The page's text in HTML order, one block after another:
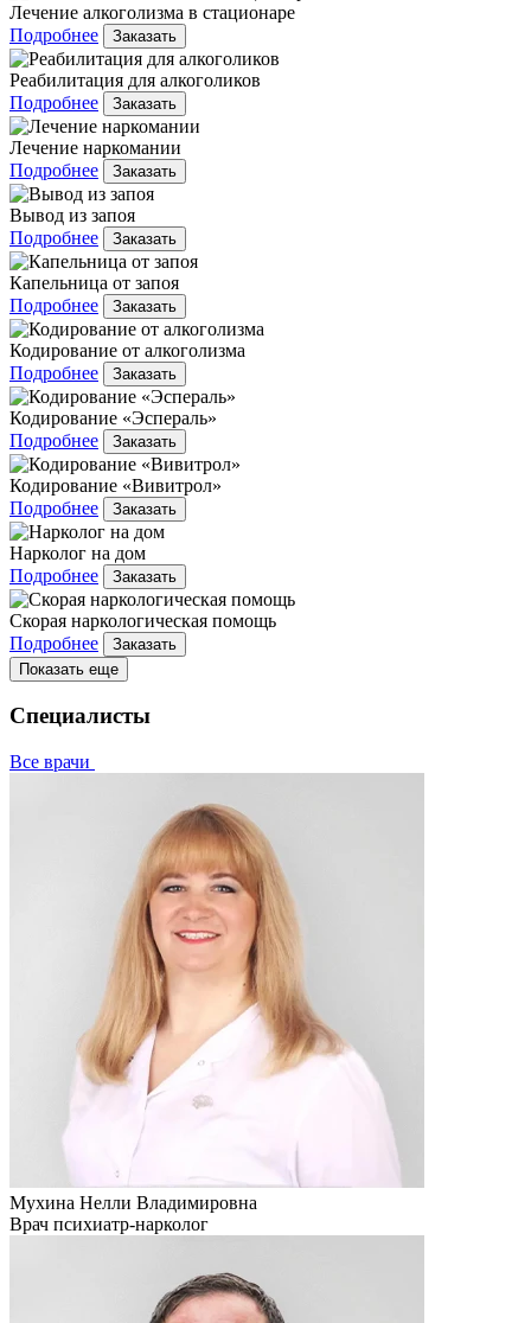
Лечение алкоголизма в стационаре
Подробнее
Заказать
Реабилитация для алкоголиков
Подробнее
Заказать
Лечение наркомании
Подробнее
Заказать
Вывод из запоя
Подробнее
Заказать
Капельница от запоя
Подробнее
Заказать
Кодирование от алкоголизма
Подробнее
Заказать
Кодирование «Эспераль»
Подробнее
Заказать
Кодирование «Вивитрол»
Подробнее
Заказать
Нарколог на дом
Подробнее
Заказать
Скорая наркологическая помощь
Подробнее
Заказать
Показать еще
Специалисты
Все врачи
Мухина Нелли Владимировна
Врач психиатр-нарколог